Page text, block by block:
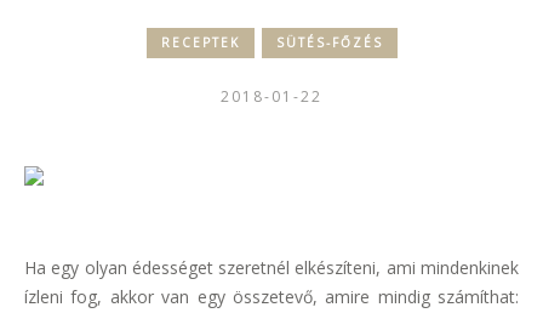
RECEPTEK SÜTÉS-FŐZÉS
2018-01-22
Ha egy olyan édességet szeretnél elkészíteni, ami mindenkinek
ízleni fog, akkor van egy összetevő, amire mindig számíthat: